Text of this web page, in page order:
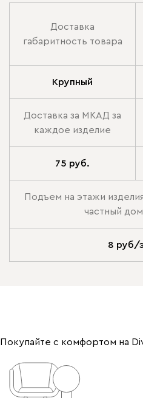
Доставка
габаритность товара
Крупный
Доставка за МКАД за
каждое изделие
75 руб.
Подъем на этажи
частный
8 руб/
Покупайте с комфортом на